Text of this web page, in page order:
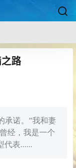
路
承诺。”我和妻
经，我是一个
代表......